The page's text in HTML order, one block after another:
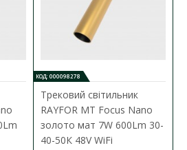
КОД: 000098278
Трековий світильник
RAYFOR MT Focus Nano
золото мат 7W 600Lm 30-
40-50К 48V WiFi